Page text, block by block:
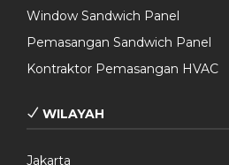
Window Sandwich Panel
Pemasangan Sandwich Panel
Kontraktor Pemasangan HVAC
WILAYAH
Jakarta